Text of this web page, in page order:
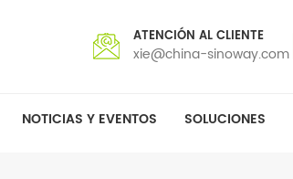
ATENCIÓN AL CLIENTE
xie@china-sinoway.com
NOTICIAS Y EVENTOS SOLUCIONES